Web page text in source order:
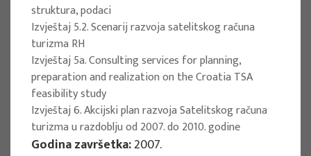
DIGICULT - Digital Cultural Heritage: a
source of resilience and learning
through digital education
Project manager
Ives Vodanović Lukić
Implementation period : 2022. - 2024.
struktura, podaci
Izvještaj 5.2. Scenarij razvoja satelitskog računa
turizma RH
Izvještaj 5a. Consulting services for planning,
preparation and realization on the Croatia TSA
feasibility study
Izvještaj 6. Akcijski plan razvoja Satelitskog računa
turizma u razdoblju od 2007. do 2010. godine
Godina završetka:2007.